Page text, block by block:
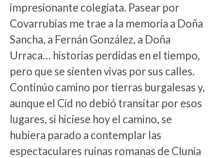
impresionante colegiata. Pasear por
Covarrubias me trae a la memoria a Doña
Sancha, a Fernán González, a Doña
Urraca… historias perdidas en el tiempo,
pero que se sienten vivas por sus calles.
Continúo camino por tierras burgalesas y,
aunque el Cid no debió transitar por esos
lugares, si hiciese hoy el camino, se
hubiera parado a contemplar las
espectaculares ruinas romanas de Clunia